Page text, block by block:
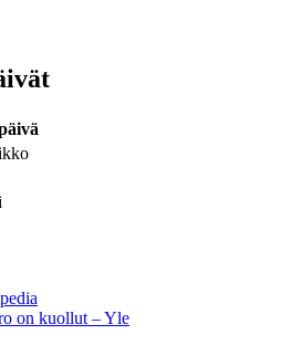
on kuollut – Yle